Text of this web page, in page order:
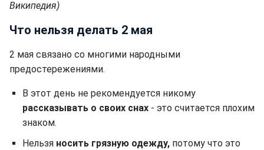
Википедия)
Что нельзя делать 2 мая
2 мая связано со многими народными
предостережениями.
В этот день не рекомендуется никому
рассказывать о своих снах - это считается плохим
знаком.
Нельзя носить грязную одежду, потому что это